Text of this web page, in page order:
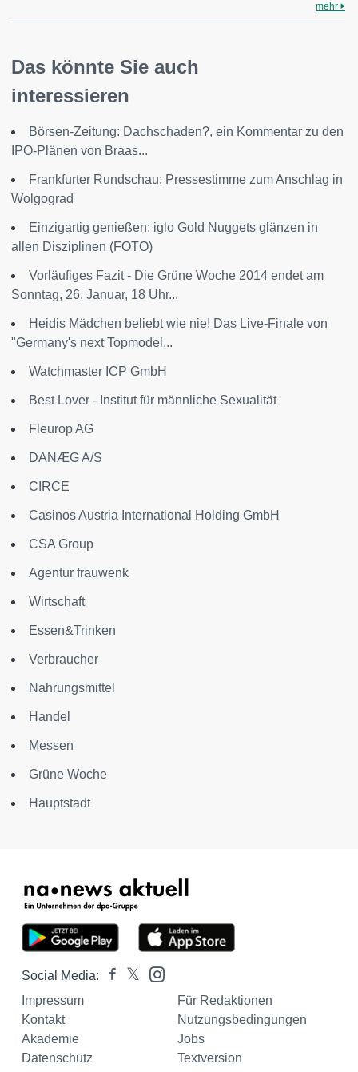
mehr
Das könnte Sie auch
interessieren
Börsen-Zeitung: Dachschaden?, ein Kommentar zu den
IPO-Plänen von Braas...
Frankfurter Rundschau: Pressestimme zum Anschlag in
Wolgograd
Einzigartig genießen: iglo Gold Nuggets glänzen in
allen Disziplinen (FOTO)
Vorläufiges Fazit - Die Grüne Woche 2014 endet am
Sonntag, 26. Januar, 18 Uhr...
Heidis Mädchen beliebt wie nie! Das Live-Finale von
"Germany's next Topmodel...
Watchmaster ICP GmbH
Best Lover - Institut für männliche Sexualität
Fleurop AG
DANÆG A/S
CIRCE
Casinos Austria International Holding GmbH
CSA Group
Agentur frauwenk
Wirtschaft
Essen&Trinken
Verbraucher
Nahrungsmittel
Handel
Messen
Grüne Woche
Hauptstadt
Social Media:
Impressum
Für Redaktionen
Kontakt
Nutzungsbedingungen
Akademie
Jobs
Datenschutz
Textversion